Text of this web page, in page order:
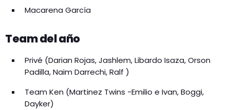
Macarena García
Team del año
Privé (Darian Rojas, Jashlem, Libardo Isaza, Orson
Padilla, Naim Darrechi, Ralf )
Team Ken (Martinez Twins -Emilio e Ivan, Boggi,
Dayker)